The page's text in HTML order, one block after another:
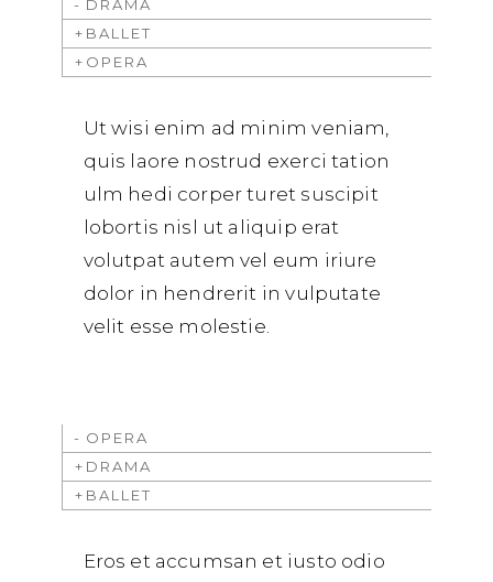
DRAMA
BALLET
OPERA
Ut wisi enim ad minim veniam,
quis laore nostrud exerci tation
ulm hedi corper turet suscipit
lobortis nisl ut aliquip erat
volutpat autem vel eum iriure
dolor in hendrerit in vulputate
velit esse molestie.
OPERA
DRAMA
BALLET
Eros et accumsan et iusto odio